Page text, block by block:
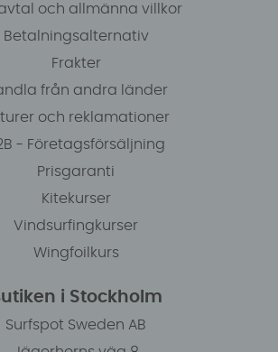
och allmänna villkor
Betalningsalternativ
Frakter
från andra länder
och reklamationer
- Företagsförsäljning
Prisgaranti
Kitekurser
Vindsurfingkurser
Wingfoilkurs
i Stockholm
Surfspot Sweden AB